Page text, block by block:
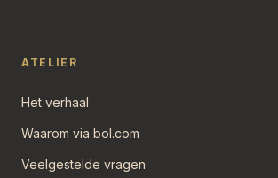
ATELIER
Het verhaal
Waarom via bol.com
Veelgestelde vragen